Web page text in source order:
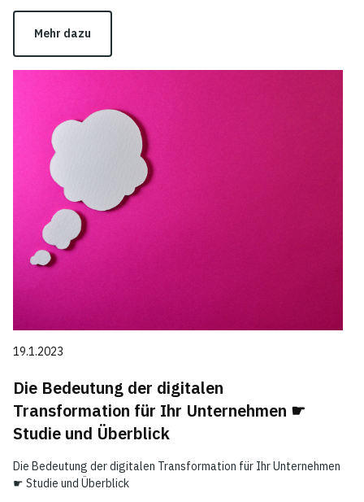
Mehr dazu
19.1.2023
Die Bedeutung der digitalen
Transformation für Ihr Unternehmen ☛
Studie und Überblick
Die Bedeutung der digitalen Transformation für Ihr Unternehmen
☛ Studie und Überblick